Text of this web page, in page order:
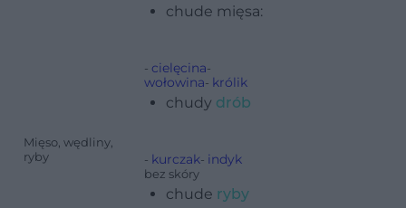
Mięso, wędliny,
ryby
chude mięsa:
- cielęcina-
wołowina- królik
chudy drób
- kurczak- indyk
bez skóry
chude ryby